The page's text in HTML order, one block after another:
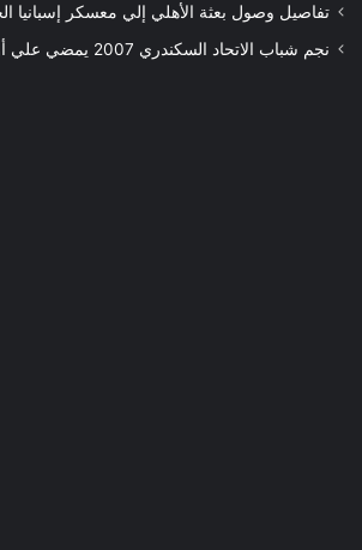
تفاصيل وصول بعثة الأهلي إلي معسكر إسبانيا
نجم شباب الاتحاد السكندري 2007 يمضي علي أولي خطوات الإحتراف